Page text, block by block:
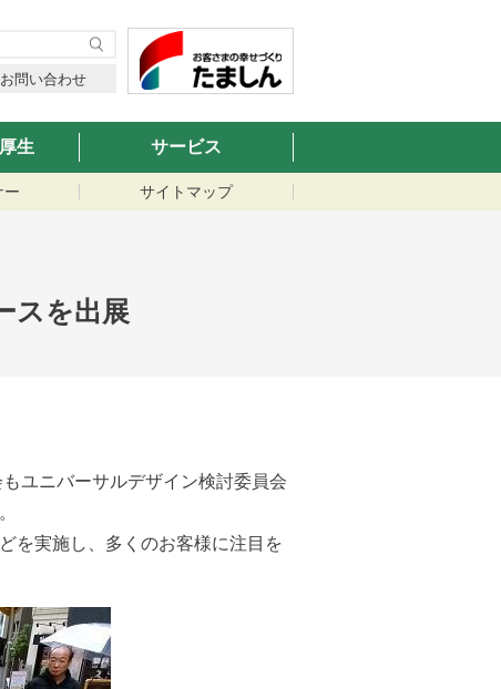
お問い合わせ
生 サービス
ー サイトマップ
スを出展
ユニバーサルデザイン検討委員会
を実施し、多くのお客様に注目を